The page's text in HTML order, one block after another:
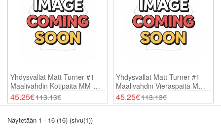
Yhdysvallat Matt Turner #1
Maalivahdin Kotipaita MM-
Kisat 2026 Pitkähihainen
45.25€113.13€
Yhdysvallat Matt Turner #1
Maalivahdin Vieraspaita MM-
Kisat 2026 Pitkähihainen
45.25€113.13€
Näytetään 1 - 16 (16) (sivu(1))